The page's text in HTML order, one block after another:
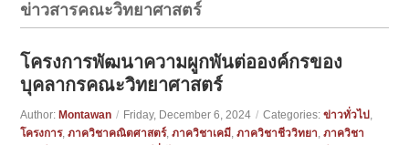
ข่าวสารคณะวิทยาศาสตร์
โครงการพัฒนาความผูกพันต่อองค์กรของ
บุคลากรคณะวิทยาศาสตร์
Author: Montawan / Friday, December 6, 2024 / Categories:ข่าวทั่วไป ,
โครงการ,ภาควิชาคณิตศาสตร์,ภาควิชาเคมี,ภาควิชาชีววิทยา,ภาควิชา